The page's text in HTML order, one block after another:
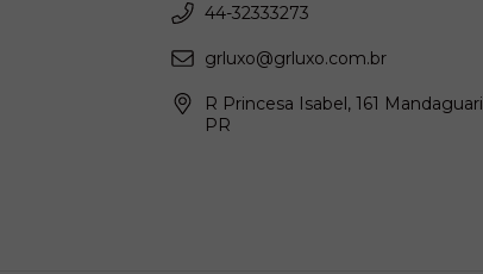
44-32333273
grluxo@grluxo.com.br
R Princesa Isabel, 161 Mandaguari
PR